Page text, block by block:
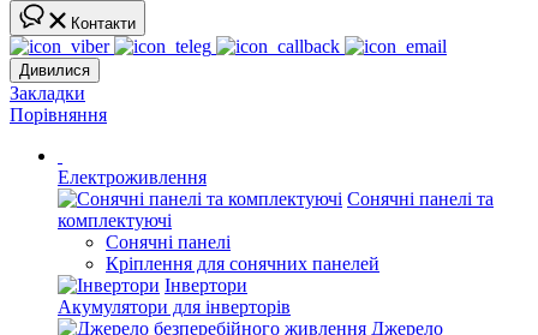
Контакти
Дивилися
Закладки
Порівняння
Електроживлення
Сонячні панелі та
комплектуючі
Сонячні панелі
Кріплення для сонячних панелей
Інвертори
Акумулятори для інверторів
Джерело